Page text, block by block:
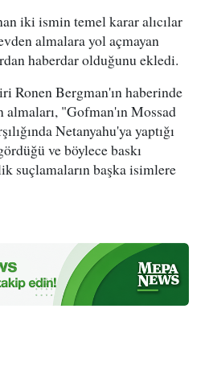
iki ismin temel karar alıcılar
almalara yol açmayan
haberdar olduğunu ekledi.
Ronen Bergman'ın haberinde
"Gofman'ın Mossad
Netanyahu'ya yaptığı
ve böylece baskı
suçlamaların başka isimlere